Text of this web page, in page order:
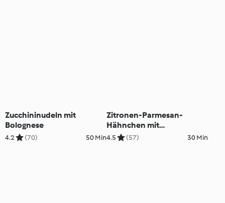
Zucchininudeln mit
Bolognese
4.2 (70) 50 Min
Zitronen-Parmesan-
Hähnchen mit
Zucchininudeln
4.5 (57) 30 Min